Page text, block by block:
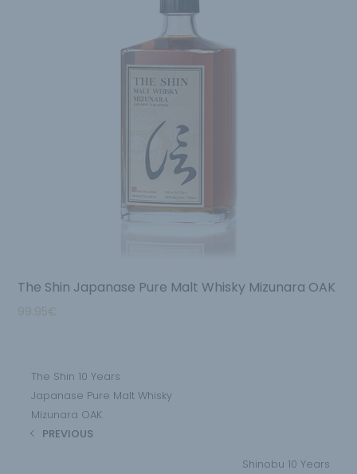
The Shin Japanase Pure Malt Whisky Mizunara OAK
99.95€
The Shin 10 Years
Japanase Pure Malt Whisky
Mizunara OAK
PREVIOUS
Shinobu 10 Years